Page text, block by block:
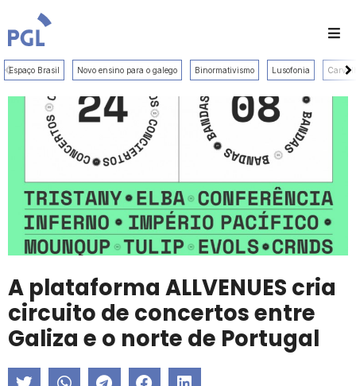
Scroll Left
Espaço Brasil Novo ensino para o galego Binormativismo Lusofonia
A plataforma ALLVENUES cria
circuito de concertos entre
Galiza e o norte de Portugal